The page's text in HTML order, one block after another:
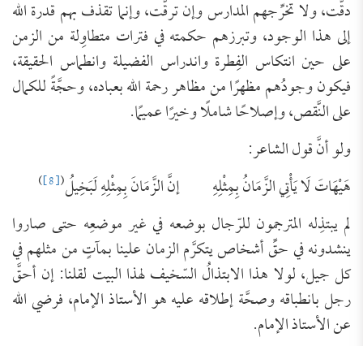
دقَّت، ولا تخرِّجهم المدارس وإن ترقَّت، وإنما تقذف بهم قدرة الله
إلى هذا الوجود، وتبرزهم حكمته في فترات متطاوِلة من الزمن
على حين انتكاس الفِطرة واندراس الفضيلة وانطماس الحقيقة،
فيكون وجودُهم مظهرًا من مظاهر رحمة الله بعباده، وحجَّةً للكمال
على النَّقص، وإصلاحًا شاملًا وخيرًا عميمًا.
ولو أنَّ قول الشاعر:
هَيْهَاتَ لَا يَأْتِي الزَّمَانُ بِمِثْلِهِ إنَّ الزَّمَانَ بِمِثْلِهِ لَبَخِيلُ(
[8]
)
لم يبتذِله المترجمون للرّجال بوضعه في غير موضعِه حتى صاروا
ينشدونه في حقِّ أشخاص يتكرَّم الزمان علينا بمآتٍ من مثلهم في
كل جيل، لولا هذا الابتذالُ السّخيف لهذا البيت لقلنا: إن أحقَّ
رجل بانطباقه وصحَّة إطلاقه عليه هو الأستاذ الإمام، فرضي الله
عن الأستاذ الإمام.